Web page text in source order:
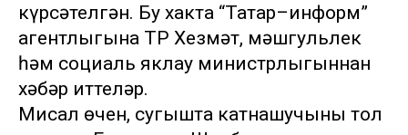
күрсәтелгән. Бу хакта “Татар–информ”
агентлыгына ТР Хезмәт, мәшгульлек
һәм социаль яклау министрлыгыннан
хәбәр иттеләр.
Мисал өчен, сугышта катнашучының тол